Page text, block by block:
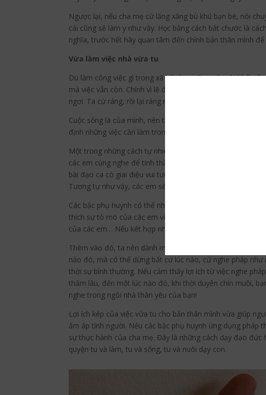
Ngược lại, nếu cha mẹ cứ lăng xăng bù khú bạn bè, nói
cái cũng sẽ làm y như vậy. Học bằng cách bắt chước là
nghĩa, trước hết hãy quan tâm đến chính bản thân mình
Vừa làm việc nhà vừa tu
Dù làm công việc gì trong xã hội, bạn cũng có một khối
mà việc vẫn còn. Chính vì lẽ đó, một tâm lý thường tình là
ngơi. Ta cứ ráng, rồi lại ráng nhưng hiệu quả công việc
Cuộc sống là của mình, nên ta có quyền chọn cách sống
định những việc cần làm trong đầu, việc nào quan trọng
Một trong những cách tự nhiên nhất để thư giãn tâm trí
các em cùng nghe để tinh thần thoải mái hơn trong lúc
bài đạo ca có giai điệu vui tươi và lời đơn giản dành cho
Tương tự như vậy, các em sẽ hiền lành, thuần thiện hơn
Các bậc phụ huynh có thể nhờ các em giúp một vài việc
thích sự tò mò của các em về Đức Phật và những điều
của các em… Nếu kết hợp nhuần nhuyễn, chúng ta có thể
Thêm vào đó, ta nên dành một khoảng thời gian nhất
nào đó, mà có thể dừng bất cứ lúc nào, cứ nghe pháp
thời sự bình thường. Nếu cảm thấy lợi ích từ việc nghe
thấm lâu, đến một lúc nào đó, khi thời duyên chín muồi,
nghe trong ngôi nhà thân yêu của bạn!
Lợi ích kép của việc vừa tu cho bản thân mình vừa giúp
ấm áp tình người. Nếu các bậc phụ huynh ứng dụng
sự thực hành của cha mẹ. Đây là những cách dạy đạo
quyện tu và làm, tu và sống, tu và nuôi dạy con.
Pinterest